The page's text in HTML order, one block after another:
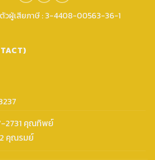
ตัวผู้เสียภาษี : 3-4408-00563-36-1
2731 คุณทิพย์
คุณรมย์